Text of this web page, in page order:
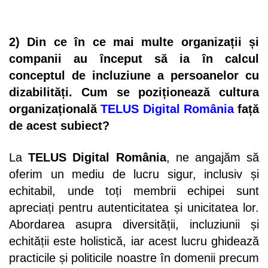
2) Din ce în ce mai multe organizații și
companii au început să ia în calcul
conceptul de incluziune a persoanelor cu
dizabilități. Cum se poziționează cultura
organizaționalăTELUS Digital Româniafață
de acest subiect?
LaTELUS Digital România, ne angajăm să
oferim un mediu de lucru sigur, inclusiv și
echitabil, unde toți membrii echipei sunt
apreciați pentru autenticitatea și unicitatea lor.
Abordarea asupra diversității, incluziunii și
echității este holistică, iar acest lucru ghidează
practicile și politicile noastre în domenii precum